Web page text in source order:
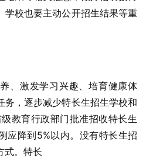
学校也要主动公开招生结果等重
、激发学习兴趣、培育健康体
务，逐步减少特长生招生学校和
教育行政部门批准招收特长生
应降到5%以内。没有特长生招
式。特长